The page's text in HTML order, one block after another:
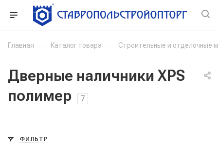
Главная — Каталог товара — Строительные и отделочные
Дверные наличники XPS
полимер
7
ФИЛЬТР